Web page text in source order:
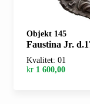
Objekt 145
Faustina Jr. d.175 e.Kr.,
Kvalitet: 01
kr 1 600,00